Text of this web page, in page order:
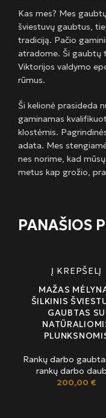
Kas mes? Mes
šviestuvų gaubtus,
tradiciją. Pačio
atradome. Ši gaubtų
Viktorijos valdymo
rūmus.
Ši kelionė prasideda
gaminamas
klostėmis.
adata. Mes
nes norime, kad
metus kap grožio,
PANAŠIOS
Į KREPŠELĮ
MAŽAS
ŠILKINIS
GAUBTAS SU
Rankų darbo gaubtai
rankų darbo
200,00 €